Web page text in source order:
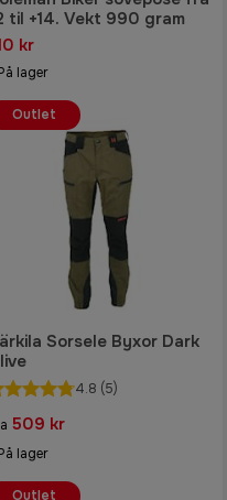
til +14. Vekt 990 gram
kr
lager
Sorsele Byxor Dark
4.8 (5)
509 kr
lager
Outlet
Outlet